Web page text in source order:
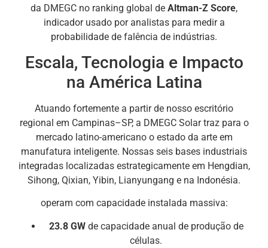
da DMEGC no ranking global de Altman-Z Score,
indicador usado por analistas para medir a
probabilidade de falência de indústrias.
Escala, Tecnologia e Impacto
na América Latina
Atuando fortemente a partir de nosso escritório
regional em Campinas–SP, a DMEGC Solar traz para o
mercado latino-americano o estado da arte em
manufatura inteligente. Nossas seis bases industriais
integradas localizadas estrategicamente em Hengdian,
Sihong, Qixian, Yibin, Lianyungang e na Indonésia.
operam com capacidade instalada massiva:
23.8 GWde capacidade anual de produção de
células.